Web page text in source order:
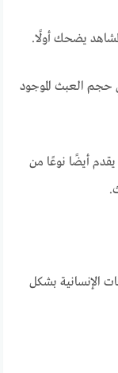
يضحك أولًا.
حجم العبث الموجود
أيضًا نوعًا من
الإنسانية بشكل